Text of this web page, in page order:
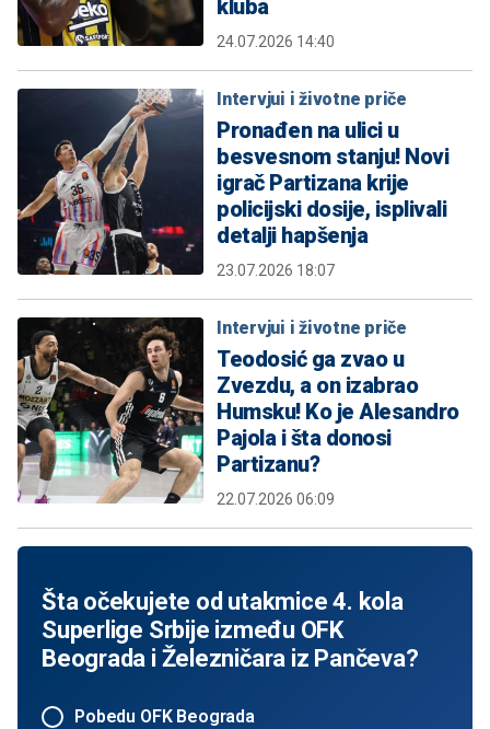
kluba
24.07.2026 14:40
Intervjui i životne priče
Pronađen na ulici u
besvesnom stanju! Novi
igrač Partizana krije
policijski dosije, isplivali
detalji hapšenja
23.07.2026 18:07
Intervjui i životne priče
Teodosić ga zvao u
Zvezdu, a on izabrao
Humsku! Ko je Alesandro
Pajola i šta donosi
Partizanu?
22.07.2026 06:09
Šta očekujete od utakmice 4. kola
Superlige Srbije između OFK
Beograda i Železničara iz Pančeva?
Pobedu OFK Beograda